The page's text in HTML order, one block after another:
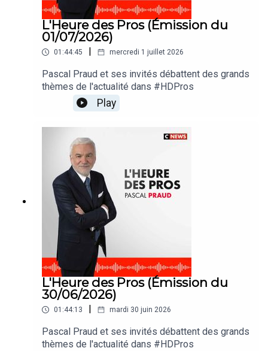
L'Heure des Pros (Émission du
01/07/2026)
01:44:45 mercredi 1 juillet 2026
Pascal Praud et ses invités débattent des grands
thèmes de l'actualité dans #HDPros
Play
L'Heure des Pros (Émission du
30/06/2026)
01:44:13 mardi 30 juin 2026
Pascal Praud et ses invités débattent des grands
thèmes de l'actualité dans #HDPros